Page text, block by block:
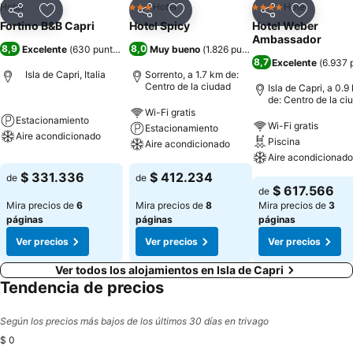
CompartirAgregar a favoritos
Hotel
Fortino B&B Capri
8,9 Excelente (630 puntuaciones)
Isla de Capri, Italia
Estacionamiento
Aire acondicionado
de $ 331.336
Mira precios de 6
páginas
Ver precios
CompartirAgregar a favoritos
3 Estrellas
Hotel
Hotel Spicy
8,0 Muy bueno (1.826 puntuaciones
Sorrento, a 1.7 km de:
Centro de la ciudad
Wi-Fi gratis
Estacionamiento
Aire acondicionado
de $ 412.234
Mira precios de 8
páginas
Ver precios
CompartirAgregar
4 EstrellasHotel
Hotel Weber
Ambassador
8,7 Excelente (6.937
Isla de Capri, a 0.9
de: Centro de la
Wi-Fi gratis
Piscina
Aire acondicionado
de $ 617.566
Mira precios de 3
páginas
Ver precios
Ver todos los alojamientos en Isla de Capri
Tendencia de precios
Según los precios más bajos de los últimos 30 días en trivago
$ 0